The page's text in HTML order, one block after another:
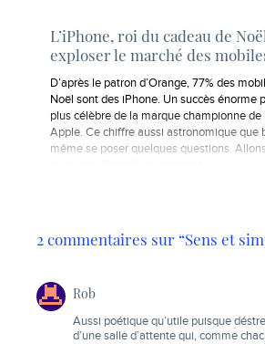
L’iPhone, roi du cadeau de
exploser le marché des
D’après le patron d’Orange, 77% des
Noël sont des iPhone. Un succès énorme
plus célèbre de la marque championne de
Apple. Ce chiffre aussi astronomique que
même se poser quelques questions.
2 commentaires sur “Sens et
Rob
Aussi poétique qu’utile puisque
d’une salle d’attente qui, comme